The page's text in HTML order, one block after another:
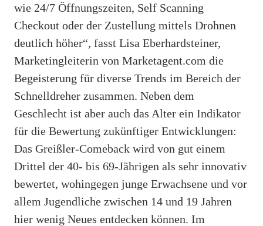
wie 24/7 Öffnungszeiten, Self Scanning
Checkout oder der Zustellung mittels Drohnen
deutlich höher“, fasst Lisa Eberhardsteiner,
Marketingleiterin von Marketagent.com die
Begeisterung für diverse Trends im Bereich der
Schnelldreher zusammen. Neben dem
Geschlecht ist aber auch das Alter ein Indikator
für die Bewertung zukünftiger Entwicklungen:
Das Greißler-Comeback wird von gut einem
Drittel der 40- bis 69-Jährigen als sehr innovativ
bewertet, wohingegen junge Erwachsene und vor
allem Jugendliche zwischen 14 und 19 Jahren
hier wenig Neues entdecken können. Im